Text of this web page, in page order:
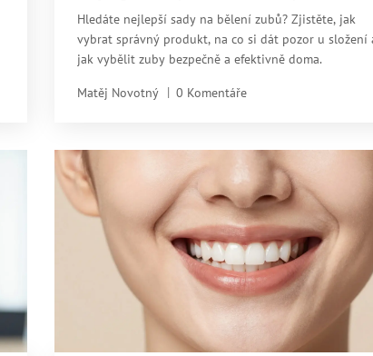
Hledáte nejlepší sady na bělení zubů? Zjistěte, jak
vybrat správný produkt, na co si dát pozor u složení
jak vybělit zuby bezpečně a efektivně doma.
Matěj Novotný 0 Komentáře